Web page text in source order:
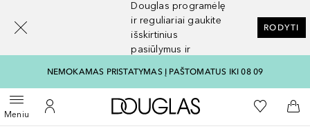
Douglas programėlę
ir reguliariai gaukite
išskirtinius
pasiūlymus ir
RODYTI
NEMOKAMAS PRISTATYMAS Į PAŠTOMATUS IKI 08 09
MeniuAtidaryti meniuĮ mano paskyrą
Į Douglas pagrindinį
Į mano
Į
Grįžk atgal
Vykdykite paiešką
[navigation.slideout.screenreader]